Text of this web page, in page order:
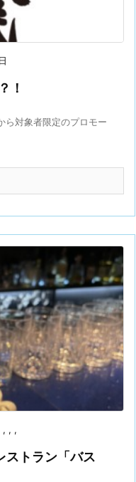
！
ら対象者限定のプロモー
, , ,
ストラン「バス